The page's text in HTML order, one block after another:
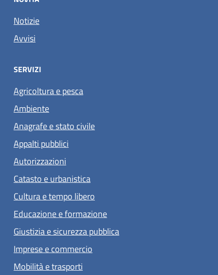
Notizie
Avvisi
SERVIZI
Agricoltura e pesca
Ambiente
Anagrafe e stato civile
Appalti pubblici
Autorizzazioni
Catasto e urbanistica
Cultura e tempo libero
Educazione e formazione
Giustizia e sicurezza pubblica
Imprese e commercio
Mobilità e trasporti